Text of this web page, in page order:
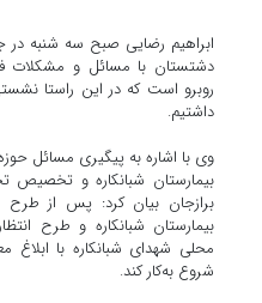
ابراهیم رضایی صبح سه شنبه در
دشتستان با مسائل و مشکلات
روبرو است که در این راستا
داشتیم.
وی با اشاره به پیگیری مسائل
بیمارستان شبانکاره و تخصیص
برازجان بیان کرد: پس از
بیمارستان شبانکاره و طرح
محلی شهدای شبانکاره با ابلاغ
شروع به‌کار کند.